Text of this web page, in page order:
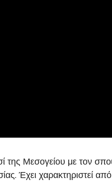
της Μεσογείου με τον
Έχει χαρακτηριστεί